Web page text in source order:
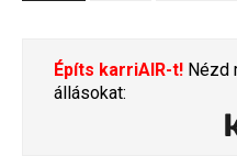
Építs karriAIR-t! Nézd
állásokat: